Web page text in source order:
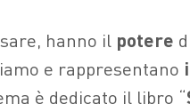
hanno il potere
e rappresentano
è dedicato il libro “